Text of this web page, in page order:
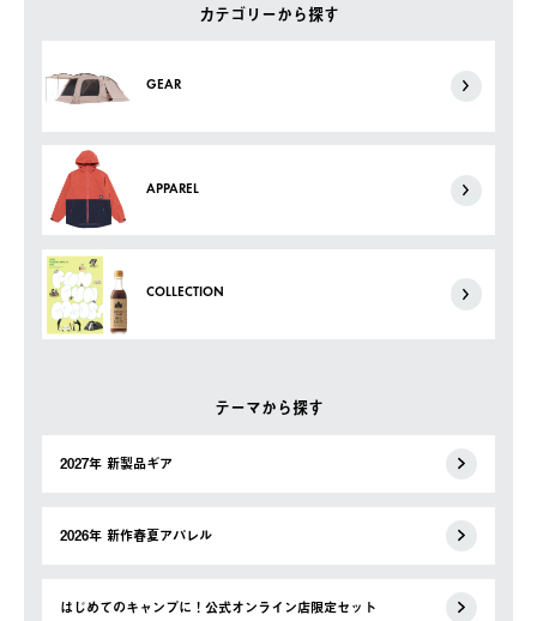
カテゴリーから探す
GEAR
APPAREL
COLLECTION
テーマから探す
2027年 新製品ギア
2026年 新作春夏アパレル
はじめてのキャンプに！公式オンライン店限定セット